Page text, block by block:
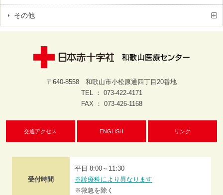
その他
〒640-8558 和歌山市小松原通四丁目20番地
TEL ： 073-422-4171
FAX ： 073-426-1168
交通アクセス ENGLISH リンク
受付時間
平日 8:00～11:30
※診療科により異なります
※救急を除く